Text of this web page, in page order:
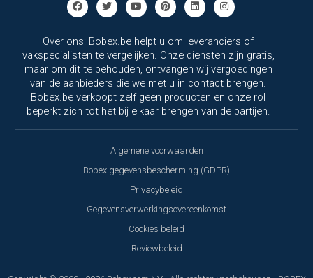
Over ons: Bobex.be helpt u om leveranciers of
vakspecialisten te vergelijken. Onze diensten zijn gratis,
maar om dit te behouden, ontvangen wij vergoedingen
van de aanbieders die we met u in contact brengen.
Bobex.be verkoopt zelf geen producten en onze rol
beperkt zich tot het bij elkaar brengen van de partijen.
Algemene voorwaarden
Bobex gegevensbescherming (GDPR)
Privacybeleid
Gegevensverwerkingsovereenkomst
Cookies beleid
Reviewbeleid